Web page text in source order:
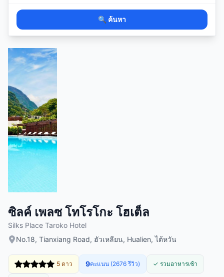
🔍 ค้นหา
ซิลค์ เพลซ โทโรโกะ โฮเต็ล
Silks Place Taroko Hotel
No.18, Tianxiang Road, ฮัวเหลียน, Hualien, ไต้หวัน
5 ดาว 9คะแนน (2676 รีวิว) ✓ รวมอาหารเช้า